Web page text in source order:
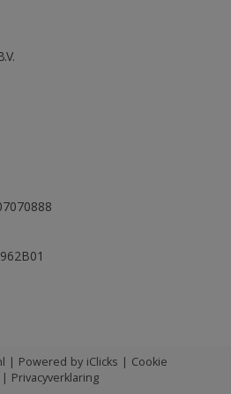
| Powered by iClicks | Cookie
| Privacyverklaring